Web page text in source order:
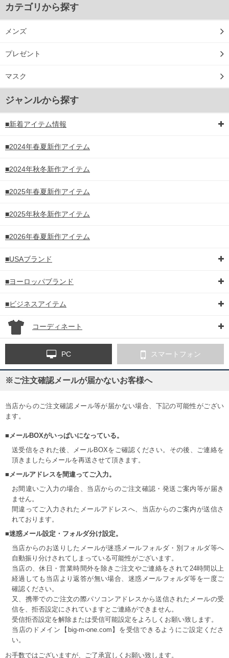
カテゴリから探す
メンズ
プレゼント
マスク
ジャンルから探す
■新着アイテム情報
■2024年春夏新作アイテム
■2024年秋冬新作アイテム
■2025年春夏新作アイテム
■2025年秋冬新作アイテム
■2026年春夏新作アイテム
■USAブランド
■ヨーロッパブランド
■ビジネスアイテム
コーディネート
PC スマートフォン
※ご注文確認メールが届かないお客様へ
当店からのご注文確認メール等が届かない場合、下記の可能性がござい
ます。
■メールBOXがいっぱいになっている。
送受信をされた後、メールBOXをご確認ください。その後、ご連絡を
頂きましたらメールを再送させて頂きます。
■メールアドレスを間違ってご入力。
お間違いご入力の場合、当店からのご注文確認・発送ご案内等が届き
ません。
間違ってご入力されたメールアドレスへ、当店からのご案内が送信さ
れております。
■迷惑メール設定・フォルダ分け設定。
当店からのお送りしたメールが迷惑メールフォルダ・別フォルダ等へ
自動振り分けされてしまっている可能性がございます。
当店の、休日・営業時間外を除きご注文やご連絡をされて24時間以上
経過しても当店より返答が無い場合、迷惑メールフォルダ等を一度ご
確認ください。
又、携帯でのご注文の際パソコンアドレスから送信されたメールの受
信を、拒否設定にされていますとご連絡ができません。
受信拒否設定を解除または受信可能設定をよろしくお願い致します。
当店のドメイン【big-m-one.com】を受信できるようにご設定くださ
い。
お手数ではございますが、ご了承宜しくお願い致します。